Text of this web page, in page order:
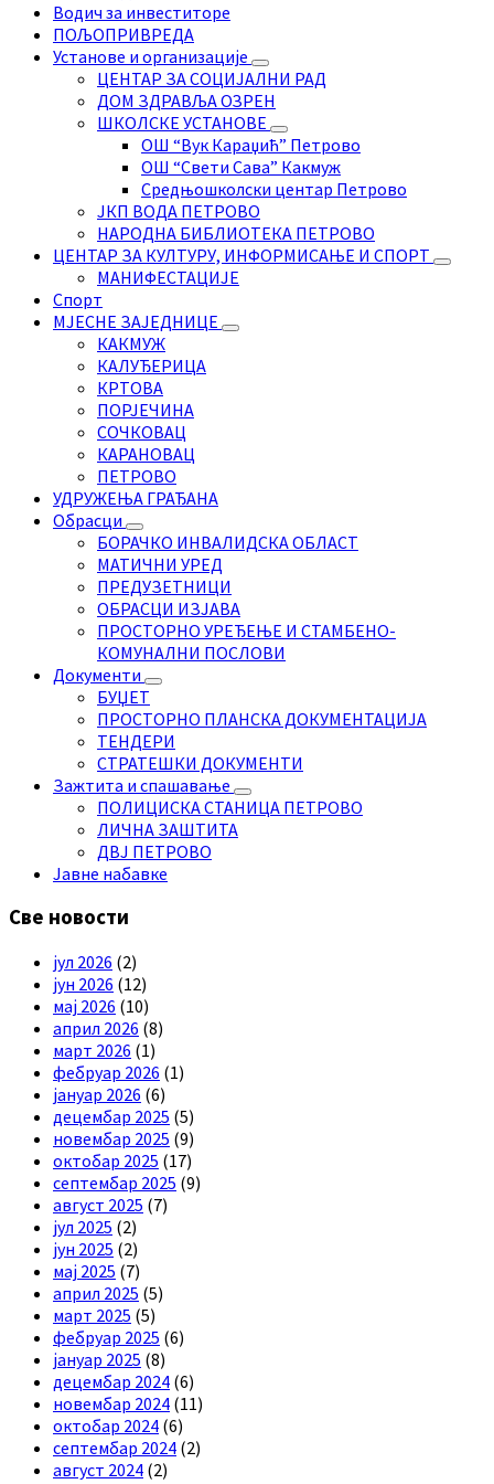
Водич за инвеститоре
ПОЉОПРИВРЕДА
Установе и организације
ЦЕНТАР ЗА СОЦИЈАЛНИ РАД
ДОМ ЗДРАВЉА ОЗРЕН
ШКОЛСКЕ УСТАНОВЕ
ОШ “Вук Караџић” Петрово
ОШ “Свети Сава” Какмуж
Средњошколски центар Петрово
ЈКП ВОДА ПЕТРОВО
НАРОДНА БИБЛИОТЕКА ПЕТРОВО
ЦЕНТАР ЗА КУЛТУРУ, ИНФОРМИСАЊЕ И СПОРТ
МАНИФЕСТАЦИЈЕ
Спорт
МЈЕСНЕ ЗАЈЕДНИЦЕ
КАКМУЖ
КАЛУЂЕРИЦА
КРТОВА
ПОРЈЕЧИНА
СОЧКОВАЦ
КАРАНОВАЦ
ПЕТРОВО
УДРУЖЕЊА ГРАЂАНА
Обрасци
БОРАЧКО ИНВАЛИДСКА ОБЛАСТ
МАТИЧНИ УРЕД
ПРЕДУЗЕТНИЦИ
ОБРАСЦИ ИЗЈАВА
ПРОСТОРНО УРЕЂЕЊЕ И СТАМБЕНО-
КОМУНАЛНИ ПОСЛОВИ
Документи
БУЏЕТ
ПРОСТОРНО ПЛАНСКА ДОКУМЕНТАЦИЈА
ТЕНДЕРИ
СТРАТЕШКИ ДОКУМЕНТИ
Зажтита и спашавање
ПОЛИЦИСКА СТАНИЦА ПЕТРОВО
ЛИЧНА ЗАШТИТА
ДВЈ ПЕТРОВО
Јавне набавке
Све новости
јул 2026 (2)
јун 2026 (12)
мај 2026 (10)
април 2026 (8)
март 2026 (1)
фебруар 2026 (1)
јануар 2026 (6)
децембар 2025 (5)
новембар 2025 (9)
октобар 2025 (17)
септембар 2025 (9)
август 2025 (7)
јул 2025 (2)
јун 2025 (2)
мај 2025 (7)
април 2025 (5)
март 2025 (5)
фебруар 2025 (6)
јануар 2025 (8)
децембар 2024 (6)
новембар 2024 (11)
октобар 2024 (6)
септембар 2024 (2)
август 2024 (2)